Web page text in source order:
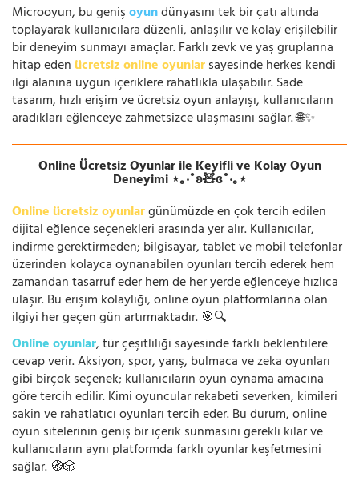
Microoyun, bu genişoyundünyasını tek bir çatı altında
toplayarak kullanıcılara düzenli, anlaşılır ve kolay erişilebilir
bir deneyim sunmayı amaçlar. Farklı zevk ve yaş gruplarına
hitap eden ücretsiz online oyunlarsayesinde herkes kendi
ilgi alanına uygun içeriklere rahatlıkla ulaşabilir. Sade
tasarım, hızlı erişim ve ücretsiz oyun anlayışı, kullanıcıların
aradıkları eğlenceye zahmetsizce ulaşmasını sağlar. 🌐✨
Online Ücretsiz Oyunlar ile Keyifli ve Kolay Oyun
Deneyimi ⋆｡‧˚ʚ🧸ɞ˚‧｡⋆
Online ücretsiz oyunlargünümüzde en çok tercih edilen
dijital eğlence seçenekleri arasında yer alır. Kullanıcılar,
indirme gerektirmeden; bilgisayar, tablet ve mobil telefonlar
üzerinden kolayca oynanabilen oyunları tercih ederek hem
zamandan tasarruf eder hem de her yerde eğlenceye hızlıca
ulaşır. Bu erişim kolaylığı, online oyun platformlarına olan
ilgiyi her geçen gün artırmaktadır. 🎯🔍
Online oyunlar, tür çeşitliliği sayesinde farklı beklentilere
cevap verir. Aksiyon, spor, yarış, bulmaca ve zeka oyunları
gibi birçok seçenek; kullanıcıların oyun oynama amacına
göre tercih edilir. Kimi oyuncular rekabeti severken, kimileri
sakin ve rahatlatıcı oyunları tercih eder. Bu durum, online
oyun sitelerinin geniş bir içerik sunmasını gerekli kılar ve
kullanıcıların aynı platformda farklı oyunlar keşfetmesini
sağlar. 🧭🎲